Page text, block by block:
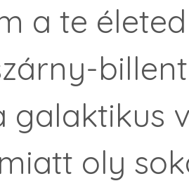
a te
galaktikus
oly